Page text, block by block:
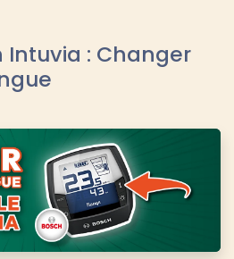
Intuvia : Changer